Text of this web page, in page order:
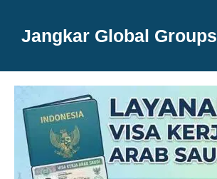
Jangkar Global Groups